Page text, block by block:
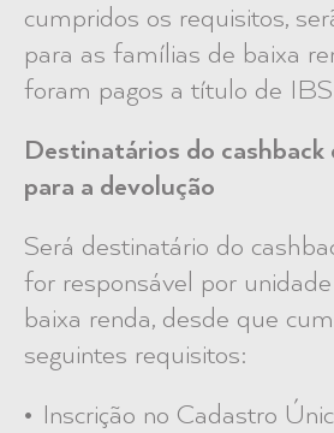
cumpridos os requisitos,
para as famílias de baixa
foram pagos a título de
Destinatários do cashback
para a devolução
Será destinatário do
for responsável por
baixa renda, desde que
seguintes requisitos:
Inscrição no Cadastro